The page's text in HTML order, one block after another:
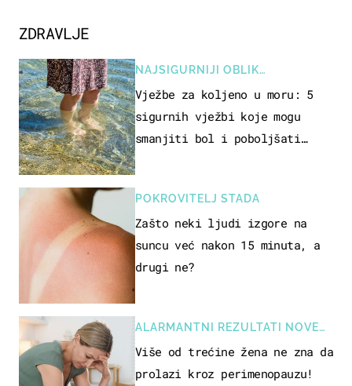
ZDRAVLJE
NAJSIGURNIJI OBLIK
REKREACIJE
Vježbe za koljeno u moru: 5
sigurnih vježbi koje mogu
smanjiti bol i poboljšati
POKROVITELJ STADA
Zašto neki ljudi izgore na
suncu već nakon 15 minuta, a
drugi ne?
ALARMANTNI REZULTATI NOVE
STUDIJE
Više od trećine žena ne zna da
prolazi kroz perimenopauzu!